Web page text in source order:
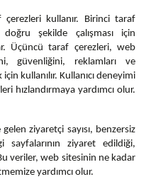
kullanır. Birinci taraf
şekilde çalışması için
Üçüncü taraf çerezleri, web
güvenliğini, reklamları ve
kullanılır. Kullanıcı deneyimi
hızlandırmaya yardımcı olur.
ziyaretçi sayısı, benzersiz
sayfalarının ziyaret edildiği,
veriler, web sitesinin ne kadar
yardımcı olur.